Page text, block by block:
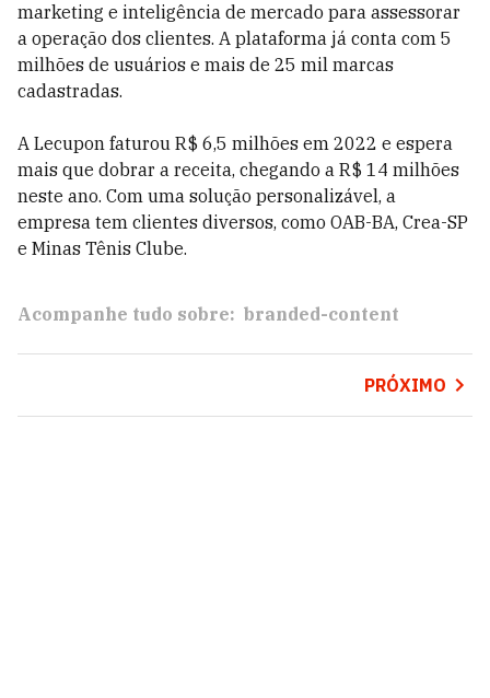
marketing e inteligência de mercado para assessorar
a operação dos clientes. A plataforma já conta com 5
milhões de usuários e mais de 25 mil marcas
cadastradas.
A Lecupon faturou R$ 6,5 milhões em 2022 e espera
mais que dobrar a receita, chegando a R$ 14 milhões
neste ano. Com uma solução personalizável, a
empresa tem clientes diversos, como OAB-BA, Crea-SP
e Minas Tênis Clube.
Acompanhe tudo sobre: branded-content
PRÓXIMO